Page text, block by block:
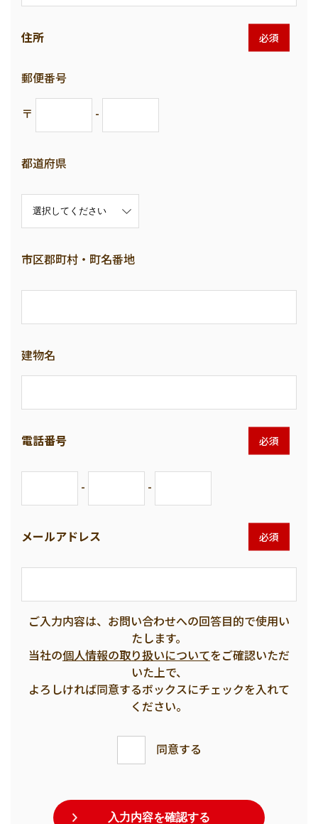
住所 必須
郵便番号
〒 -
都道府県
市区郡町村・町名番地
建物名
電話番号 必須
- -
メールアドレス 必須
ご入力内容は、お問い合わせへの回答目的で使用い
たします。
当社の個人情報の取り扱いについてをご確認いただ
いた上で、
よろしければ同意するボックスにチェックを入れて
ください。
同意する